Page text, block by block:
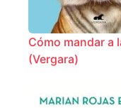
Cómo mandar a
(Vergara)